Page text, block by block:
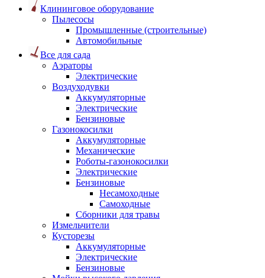
Клининговое оборудование
Пылесосы
Промышленные (строительные)
Автомобильные
Все для сада
Аэраторы
Электрические
Воздуходувки
Аккумуляторные
Электрические
Бензиновые
Газонокосилки
Аккумуляторные
Механические
Роботы-газонокосилки
Электрические
Бензиновые
Несамоходные
Самоходные
Сборники для травы
Измельчители
Кусторезы
Аккумуляторные
Электрические
Бензиновые